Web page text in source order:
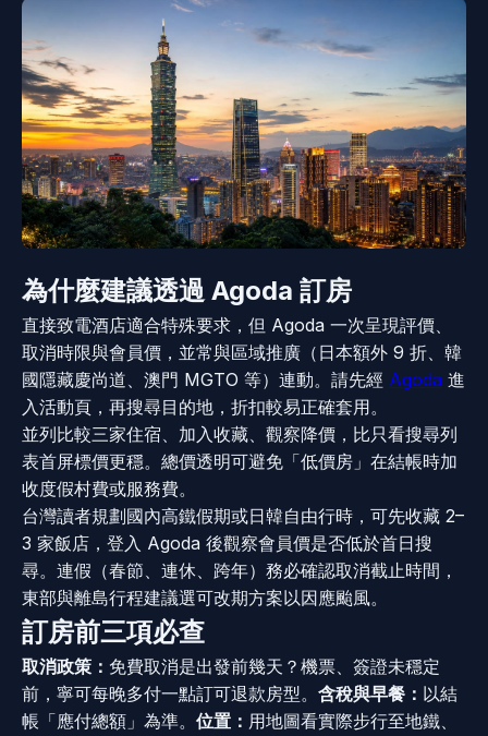
為什麼建議透過 Agoda 訂房
直接致電酒店適合特殊要求，但 Agoda 一次呈現評價、
取消時限與會員價，並常與區域推廣（日本額外 9 折、韓
國隱藏慶尚道、澳門 MGTO 等）連動。請先經 Agoda 進
入活動頁，再搜尋目的地，折扣較易正確套用。
並列比較三家住宿、加入收藏、觀察降價，比只看搜尋列
表首屏標價更穩。總價透明可避免「低價房」在結帳時加
收度假村費或服務費。
台灣讀者規劃國內高鐵假期或日韓自由行時，可先收藏 2–
3 家飯店，登入 Agoda 後觀察會員價是否低於首日搜
尋。連假（春節、連休、跨年）務必確認取消截止時間，
東部與離島行程建議選可改期方案以因應颱風。
訂房前三項必查
取消政策： 免費取消是出發前幾天？機票、簽證未穩定
前，寧可每晚多付一點訂可退款房型。 含稅與早餐： 以結
帳「應付總額」為準。 位置： 用地圖看實際步行至地鐵、